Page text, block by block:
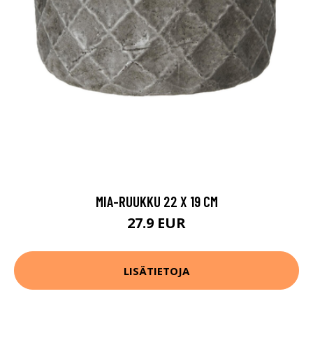
MIA-RUUKKU 22 X 19 CM
27.9 EUR
LISÄTIETOJA